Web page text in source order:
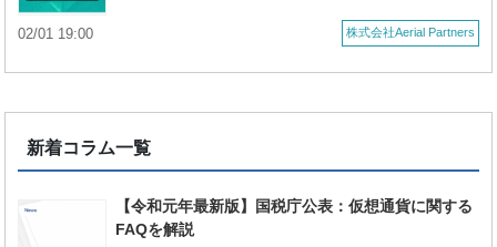
株式会社Aerial Partners
02/01 19:00
新着コラム一覧
【令和元年最新版】国税庁公表：仮想通貨に関する
FAQを解説